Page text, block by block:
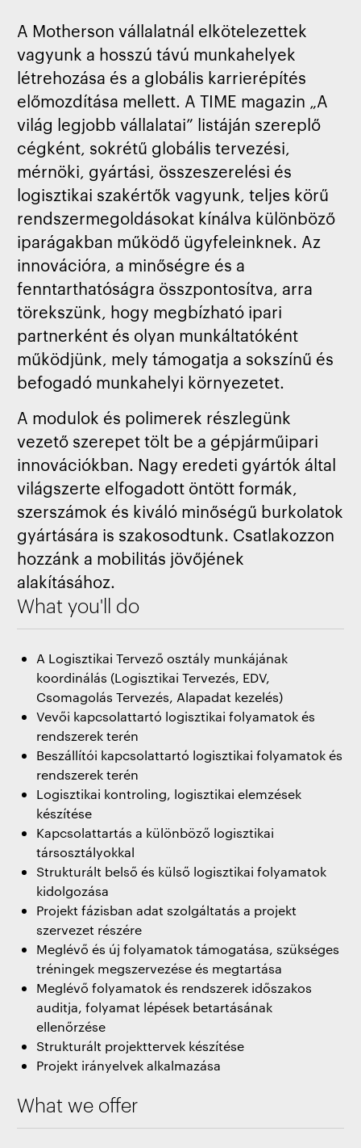
A Motherson vállalatnál elkötelezettek
vagyunk a hosszú távú munkahelyek
létrehozása és a globális karrierépítés
előmozdítása mellett. A TIME magazin „A
világ legjobb vállalatai” listáján szereplő
cégként, sokrétű globális tervezési,
mérnöki, gyártási, összeszerelési és
logisztikai szakértők vagyunk, teljes körű
rendszermegoldásokat kínálva különböző
iparágakban működő ügyfeleinknek. Az
innovációra, a minőségre és a
fenntarthatóságra összpontosítva, arra
törekszünk, hogy megbízható ipari
partnerként és olyan munkáltatóként
működjünk, mely támogatja a sokszínű és
befogadó munkahelyi környezetet.
A modulok és polimerek részlegünk
vezető szerepet tölt be a gépjárműipari
innovációkban. Nagy eredeti gyártók által
világszerte elfogadott öntött formák,
szerszámok és kiváló minőségű burkolatok
gyártására is szakosodtunk. Csatlakozzon
hozzánk a mobilitás jövőjének
alakításához.
What you'll do
A Logisztikai Tervező osztály munkájának
koordinálás (Logisztikai Tervezés, EDV,
Csomagolás Tervezés, Alapadat kezelés)
Vevői kapcsolattartó logisztikai folyamatok és
rendszerek terén
Beszállítói kapcsolattartó logisztikai folyamatok és
rendszerek terén
Logisztikai kontroling, logisztikai elemzések
készítése
Kapcsolattartás a különböző logisztikai
társosztályokkal
Strukturált belső és külső logisztikai folyamatok
kidolgozása
Projekt fázisban adat szolgáltatás a projekt
szervezet részére
Meglévő és új folyamatok támogatása, szükséges
tréningek megszervezése és megtartása
Meglévő folyamatok és rendszerek időszakos
auditja, folyamat lépések betartásának
ellenőrzése
Strukturált projekttervek készítése
Projekt irányelvek alkalmazása
What we offer